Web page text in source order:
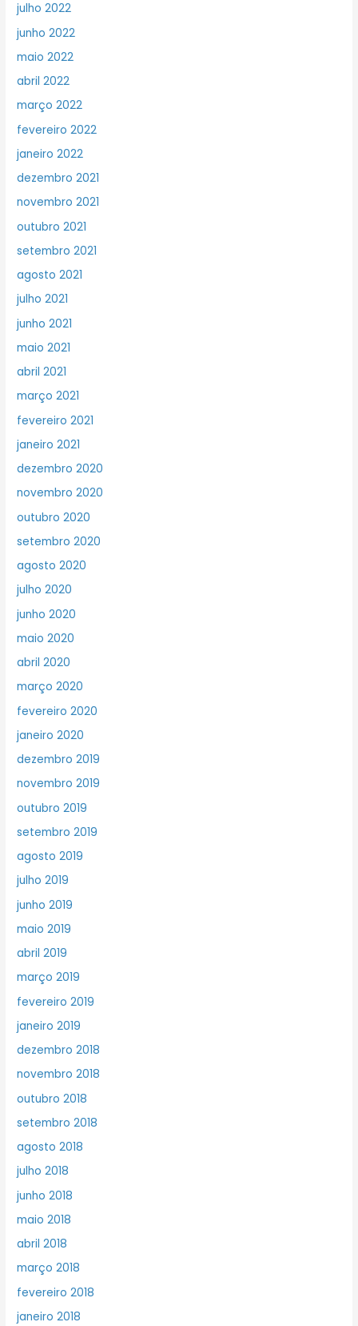
julho 2022
junho 2022
maio 2022
abril 2022
março 2022
fevereiro 2022
janeiro 2022
dezembro 2021
novembro 2021
outubro 2021
setembro 2021
agosto 2021
julho 2021
junho 2021
maio 2021
abril 2021
março 2021
fevereiro 2021
janeiro 2021
dezembro 2020
novembro 2020
outubro 2020
setembro 2020
agosto 2020
julho 2020
junho 2020
maio 2020
abril 2020
março 2020
fevereiro 2020
janeiro 2020
dezembro 2019
novembro 2019
outubro 2019
setembro 2019
agosto 2019
julho 2019
junho 2019
maio 2019
abril 2019
março 2019
fevereiro 2019
janeiro 2019
dezembro 2018
novembro 2018
outubro 2018
setembro 2018
agosto 2018
julho 2018
junho 2018
maio 2018
abril 2018
março 2018
fevereiro 2018
janeiro 2018